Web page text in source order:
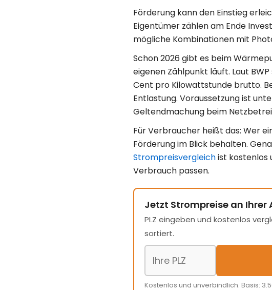
Förderung kann den Einstieg
Eigentümer zählen am Ende
mögliche Kombinationen mit
Schon 2026 gibt es beim
eigenen Zählpunkt läuft. Laut
Cent pro Kilowattstunde brutto.
Entlastung. Voraussetzung ist
Geltendmachung beim
Für Verbraucher heißt das: Wer
Förderung im Blick behalten.
Strompreisvergleichist kostenlos
Verbrauch passen.
Jetzt Strompreise an Ihrer
PLZ eingeben und kostenlos
sortiert.
Kostenlos und unverbindlich. Basis: